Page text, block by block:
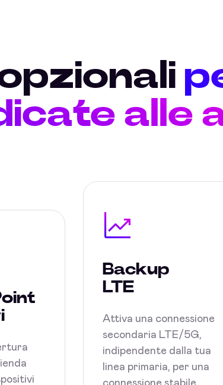
alle
Backup
LTE
Attiva una connessione
secondaria LTE/5G,
indipendente dalla tua
linea primaria, per una